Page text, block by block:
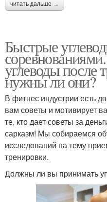
читать дальше →
Быстрые
углеводы после
нужны ли они?
В фитнес индустрии есть
вам советы и мотивирует
те, кто дает советы за
сарказм! Мы собираемся
исследований на тему
тренировки.
Должны ли вы принимать